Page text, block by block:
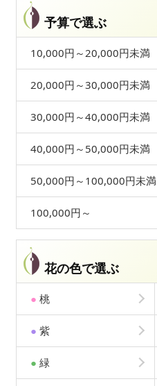
予算で選ぶ
10,000円～20,000円未満
20,000円～30,000円未満
30,000円～40,000円未満
40,000円～50,000円未満
50,000円～100,000円未満
100,000円～
花の色で選ぶ
● 桃
● 紫
● 緑